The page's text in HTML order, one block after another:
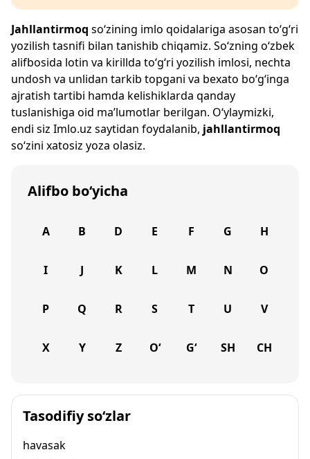
Jahllantirmoq so‘zining imlo qoidalariga asosan to‘g‘ri
yozilish tasnifi bilan tanishib chiqamiz. So‘zning o‘zbek
alifbosida lotin va kirillda to‘g‘ri yozilish imlosi, nechta
undosh va unlidan tarkib topgani va bexato bo‘g‘inga
ajratish tartibi hamda kelishiklarda qanday
tuslanishiga oid ma’lumotlar berilgan. O‘ylaymizki,
endi siz Imlo.uz saytidan foydalanib, jahllantirmoq
so‘zini xatosiz yoza olasiz.
Alifbo bo‘yicha
A B D E F G H
I J K L M N O
P Q R S T U V
X Y Z O‘ G‘ SH CH
Tasodifiy so‘zlar
havasak